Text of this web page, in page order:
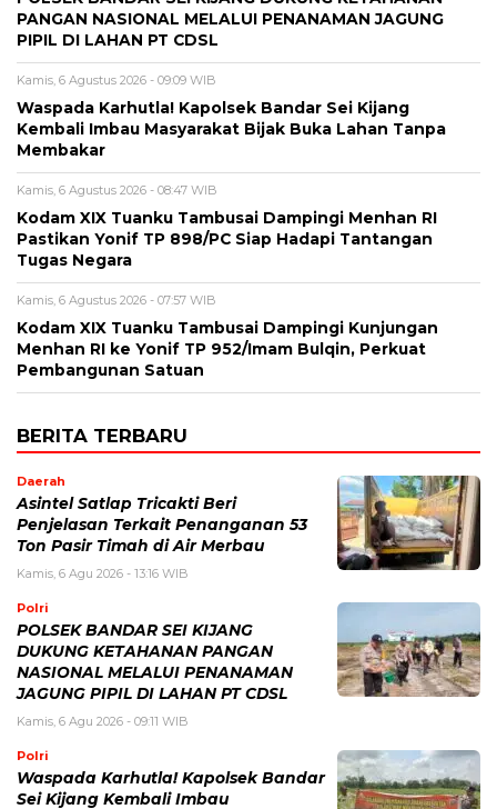
PANGAN NASIONAL MELALUI PENANAMAN JAGUNG
PIPIL DI LAHAN PT CDSL
Kamis, 6 Agustus 2026 - 09:09 WIB
Waspada Karhutla! Kapolsek Bandar Sei Kijang
Kembali Imbau Masyarakat Bijak Buka Lahan Tanpa
Membakar
Kamis, 6 Agustus 2026 - 08:47 WIB
Kodam XIX Tuanku Tambusai Dampingi Menhan RI
Pastikan Yonif TP 898/PC Siap Hadapi Tantangan
Tugas Negara
Kamis, 6 Agustus 2026 - 07:57 WIB
Kodam XIX Tuanku Tambusai Dampingi Kunjungan
Menhan RI ke Yonif TP 952/Imam Bulqin, Perkuat
Pembangunan Satuan
BERITA TERBARU
Daerah
Asintel Satlap Tricakti Beri
Penjelasan Terkait Penanganan 53
Ton Pasir Timah di Air Merbau
Kamis, 6 Agu 2026 - 13:16 WIB
Polri
POLSEK BANDAR SEI KIJANG
DUKUNG KETAHANAN PANGAN
NASIONAL MELALUI PENANAMAN
JAGUNG PIPIL DI LAHAN PT CDSL
Kamis, 6 Agu 2026 - 09:11 WIB
Polri
Waspada Karhutla! Kapolsek Bandar
Sei Kijang Kembali Imbau